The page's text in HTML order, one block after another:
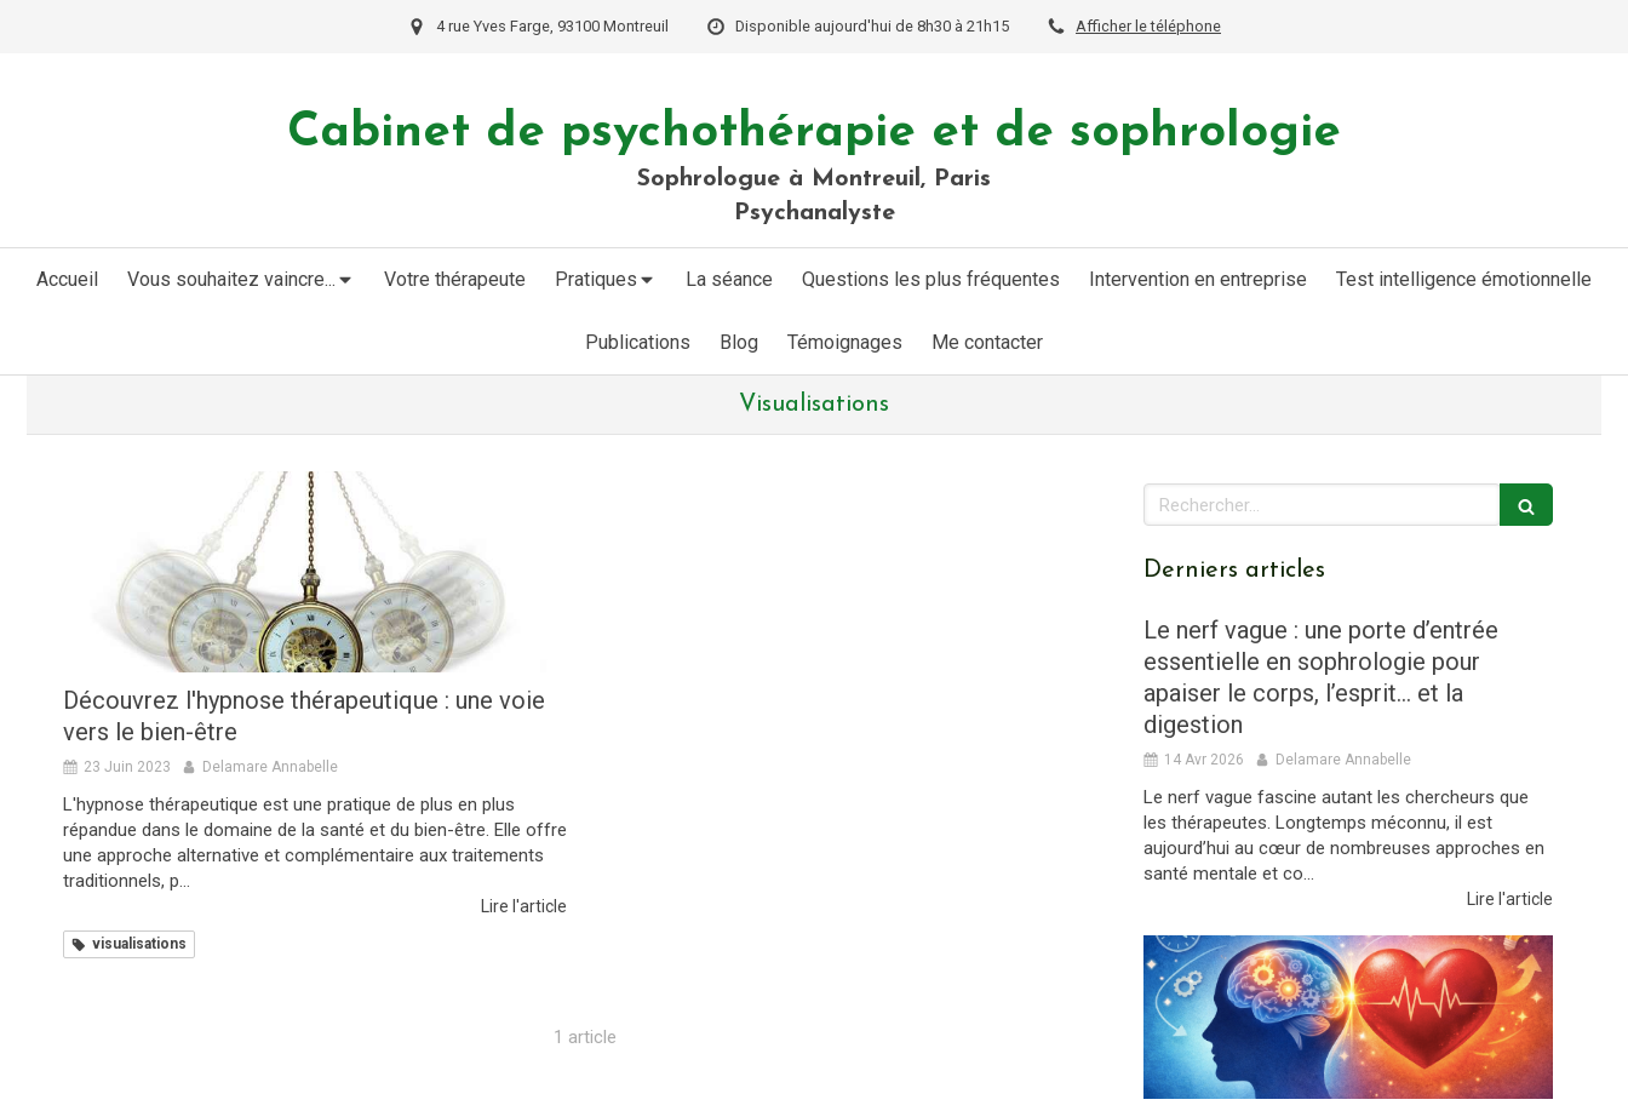
4 rue Yves Farge, 93100 Montreuil Disponible aujourd'hui de 8h30 à 21h15 Afficher le téléphone
Cabinet de psychothérapie et de sophrologie
Sophrologue à Montreuil, Paris
Psychanalyste
Accueil Vous souhaitez vaincre... Votre thérapeute Pratiques La séance Questions les plus fréquentes Intervention en entreprise Test intelligence émotionnelle
Publications Blog Témoignages Me contacter
Visualisations
Découvrez l'hypnose thérapeutique : une voie
vers le bien-être
23 Juin 2023 Delamare Annabelle
L'hypnose thérapeutique est une pratique de plus en plus
répandue dans le domaine de la santé et du bien-être. Elle offre
une approche alternative et complémentaire aux traitements
traditionnels, p...
Lire l'article
visualisations
1 article
Rechercher
Derniers articles
Le nerf vague : une porte d’entrée
essentielle en sophrologie pour
apaiser le corps, l’esprit… et la
digestion
14 Avr 2026 Delamare Annabelle
Le nerf vague fascine autant les chercheurs que
les thérapeutes. Longtemps méconnu, il est
aujourd’hui au cœur de nombreuses approches en
santé mentale et co...
Lire l'article